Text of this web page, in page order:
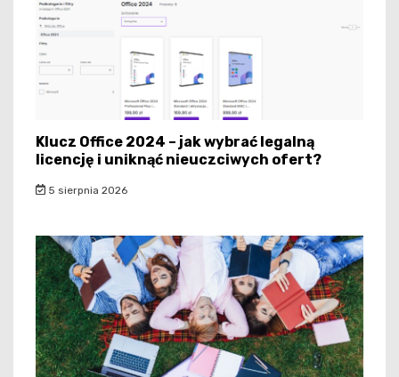
Klucz Office 2024 – jak wybrać legalną
licencję i uniknąć nieuczciwych ofert?
5 sierpnia 2026